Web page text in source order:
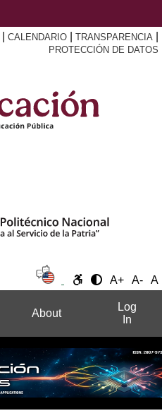
CALENDARIO TRANSPARENCIA
PROTECCIÓN DE DATOS
A+ A- A
About
Log
In